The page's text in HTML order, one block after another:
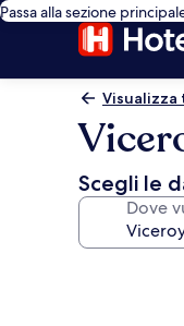
Passa alla sezione
Scegli le
Dove